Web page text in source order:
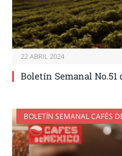
22 ABRIL 2024
Boletín Semanal No.51
BOLETÍN SEMANAL CAFÉS